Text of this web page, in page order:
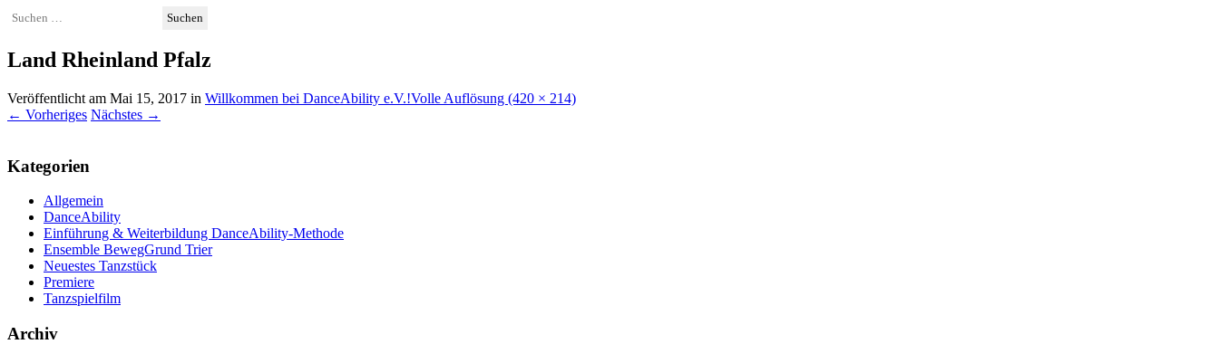
Suchen
Land Rheinland Pfalz
Veröffentlicht am Mai 15, 2017 in Willkommen bei DanceAbility e.V.!Volle Auflösung (420 × 214)
← Vorheriges Nächstes →
Kategorien
Allgemein
DanceAbility
Einführung & Weiterbildung DanceAbility-Methode
Ensemble BewegGrund Trier
Neuestes Tanzstück
Premiere
Tanzspielfilm
Archiv